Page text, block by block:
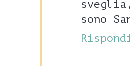
sono